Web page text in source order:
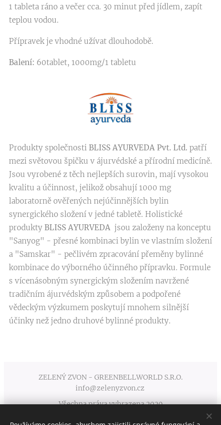
1 tableta ráno a večer cca. 30 minut před jídlem, zapít
teplou vodou.
Přípravek je vhodné užívat dlouhodobě.
Balení: 60tablet, 1000mg/1 tabletu
Produkty společnosti BLISS AYURVEDA Pvt. Ltd. patří
mezi světovou špičku v ájurvédské a přírodní medicíně.
Jsou vyrobené z těch nejlepších surovin, mají vysokou
kvalitu a účinnost, jelikož obsahují 1000 mg
laboratorně ověřených nejúčinnějších bylin
synergického složení v jedné tabletě. Holistické
produkty BLISS AYURVEDA jsou založeny na konceptu
"Sanyog" - přesné kombinaci bylin ve vlastním složení
a "Samskar" - pečlivém zpracování přeměny bylinné
kombinace do výborného účinného přípravku. Formule
s vícenásobným synergickým složením navržené
tradičním ájurvédským způsobem a podpořené
vědeckým výzkumem poskytují mnohem silnější
účinky než jedno druhové bylinné produkty.
ZELENÝ ZVON - GREENBELLWORLD S.R.O.
info@zelenyzvon.cz
Všechna práva vyhrazena 2020